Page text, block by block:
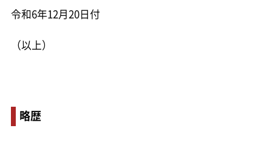
令和6年12月20日付
（以上）
略歴